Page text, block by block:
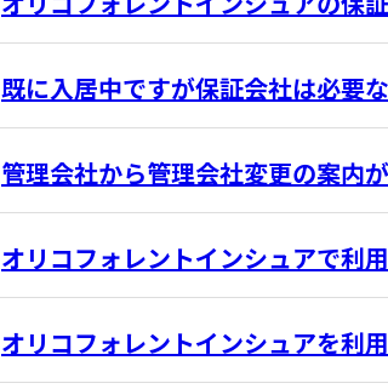
既に入居中ですが保証会社は必要
管理会社から管理会社変更の案内
オリコフォレントインシュアで利
オリコフォレントインシュアを利